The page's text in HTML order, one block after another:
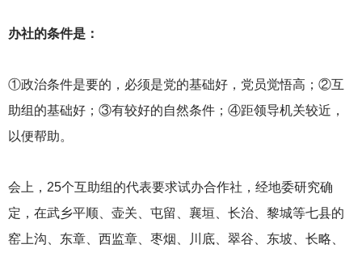
办社的条件是：
①政治条件是要的，必须是党的基础好，党员觉悟高；②互
助组的基础好；③有较好的自然条件；④距领导机关较近，
以便帮助。
会上，25个互助组的代表要求试办合作社，经地委研究确
定，在武乡平顺、壶关、屯留、襄垣、长治、黎城等七县的
窑上沟、东章、西监章、枣烟、川底、翠谷、东坡、长略、